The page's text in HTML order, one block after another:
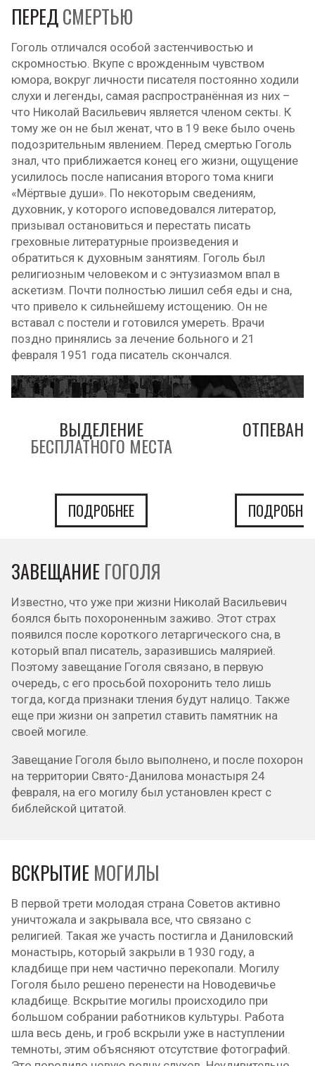
ПЕРЕДСМЕРТЬЮ
Гоголь отличался особой застенчивостью и
скромностью. Вкупе с врожденным чувством
юмора, вокруг личности писателя постоянно ходили
слухи и легенды, самая распространённая из них –
что Николай Васильевич является членом секты. К
тому же он не был женат, что в 19 веке было очень
подозрительным явлением. Перед смертью Гоголь
знал, что приближается конец его жизни, ощущение
усилилось после написания второго тома книги
«Мёртвые души». По некоторым сведениям,
духовник, у которого исповедовался литератор,
призывал остановиться и перестать писать
греховные литературные произведения и
обратиться к духовным занятиям. Гоголь был
религиозным человеком и с энтузиазмом впал в
аскетизм. Почти полностью лишил себя еды и сна,
что привело к сильнейшему истощению. Он не
вставал с постели и готовился умереть. Врачи
поздно принялись за лечение больного и 21
февраля 1951 года писатель скончался.
ВЫДЕЛЕНИЕ
БЕСПЛАТНОГО МЕСТА
ПОДРОБНЕЕ ПОДРОБНЕЕ
ЗАВЕЩАНИЕ ГОГОЛЯ
Известно, что уже при жизни Николай Васильевич
боялся быть похороненным заживо. Этот страх
появился после короткого летаргического сна, в
который впал писатель, заразившись малярией.
Поэтому завещание Гоголя связано, в первую
очередь, с его просьбой похоронить тело лишь
тогда, когда признаки тления будут налицо. Также
еще при жизни он запретил ставить памятник на
своей могиле.
Завещание Гоголя было выполнено, и после похорон
на территории Свято-Данилова монастыря 24
февраля, на его могилу был установлен крест с
библейской цитатой.
ВСКРЫТИЕ МОГИЛЫ
В первой трети молодая страна Советов активно
уничтожала и закрывала все, что связано с
религией. Такая же участь постигла и Даниловский
монастырь, который закрыли в 1930 году, а
кладбище при нем частично перекопали. Могилу
Гоголя было решено перенести на Новодевичье
кладбище. Вскрытие могилы происходило при
большом собрании работников культуры. Работа
шла весь день, и гроб вскрыли уже в наступлении
темноты, этим объясняют отсутствие фотографий.